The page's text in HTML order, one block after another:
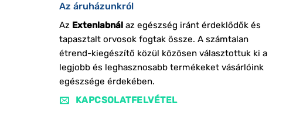
Az áruházunkról
Az Extenlabnálaz egészség iránt érdeklődők és
tapasztalt orvosok fogtak össze. A számtalan
étrend-kiegészítő közül közösen választottuk ki a
legjobb és leghasznosabb termékeket vásárlóink
egészsége érdekében.
KAPCSOLATFELVÉTEL